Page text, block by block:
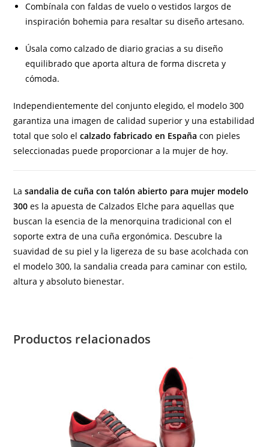
Combínala con faldas de vuelo o vestidos largos de
inspiración bohemia para resaltar su diseño artesano.
Úsala como calzado de diario gracias a su diseño
equilibrado que aporta altura de forma discreta y
cómoda.
Independientemente del conjunto elegido, el modelo 300
garantiza una imagen de calidad superior y una estabilidad
total que solo elcalzado fabricado en España con pieles
seleccionadas puede proporcionar a la mujer de hoy.
Lasandalia de cuña con talón abierto para mujer modelo
300 es la apuesta de Calzados Elche para aquellas que
buscan la esencia de la menorquina tradicional con el
soporte extra de una cuña ergonómica. Descubre la
suavidad de su piel y la ligereza de su base acolchada con
el modelo 300, la sandalia creada para caminar con estilo,
altura y absoluto bienestar.
Productos relacionados